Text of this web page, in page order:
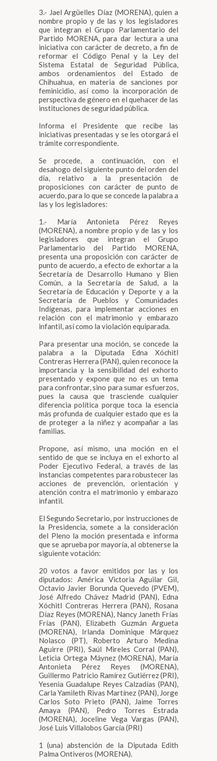
3.- Jael Argüelles Díaz (MORENA), quien a
nombre propio y de las y los legisladores
que integran el Grupo Parlamentario del
Partido MORENA, para dar lectura a una
iniciativa con carácter de decreto, a fin de
reformar el Código Penal y la Ley del
Sistema Estatal de Seguridad Pública,
ambos ordenamientos del Estado de
Chihuahua, en materia de sanciones por
feminicidio, así como la incorporación de
perspectiva de género en el quehacer de las
instituciones de seguridad pública.
Informa el Presidente que recibe las
iniciativas presentadas y se les otorgará el
trámite correspondiente.
Se procede, a continuación, con el
desahogo del siguiente punto del orden del
día, relativo a la presentación de
proposiciones con carácter de punto de
acuerdo, para lo que se concede la palabra a
las y los legisladores:
1.- María Antonieta Pérez Reyes
(MORENA), a nombre propio y de las y los
legisladores que integran el Grupo
Parlamentario del Partido MORENA,
presenta una proposición con carácter de
punto de acuerdo, a efecto de exhortar a la
Secretaría de Desarrollo Humano y Bien
Común, a la Secretaría de Salud, a la
Secretaría de Educación y Deporte y a la
Secretaría de Pueblos y Comunidades
Indígenas, para implementar acciones en
relación con el matrimonio y embarazo
infantil, así como la violación equiparada.
Para presentar una moción, se concede la
palabra a la Diputada Edna Xóchitl
Contreras Herrera (PAN), quien reconoce la
importancia y la sensibilidad del exhorto
presentado y expone que no es un tema
para confrontar, sino para sumar esfuerzos,
pues la causa que trasciende cualquier
diferencia política porque toca la esencia
más profunda de cualquier estado que es la
de proteger a la niñez y acompañar a las
familias.
Propone, así mismo, una moción en el
sentido de que se incluya en el exhorto al
Poder Ejecutivo Federal, a través de las
instancias competentes para robustecer las
acciones de prevención, orientación y
atención contra el matrimonio y embarazo
infantil.
El Segundo Secretario, por instrucciones de
la Presidencia, somete a la consideración
del Pleno la moción presentada e informa
que se aprueba por mayoría, al obtenerse la
siguiente votación:
20 votos a favor emitidos por las y los
diputados: América Victoria Aguilar Gil,
Octavio Javier Borunda Quevedo (PVEM),
José Alfredo Chávez Madrid (PAN), Edna
Xóchitl Contreras Herrera (PAN), Rosana
Díaz Reyes (MORENA), Nancy Janeth Frías
Frías (PAN), Elizabeth Guzmán Argueta
(MORENA), Irlanda Dominique Márquez
Nolasco (PT), Roberto Arturo Medina
Aguirre (PRI), Saúl Mireles Corral (PAN),
Leticia Ortega Máynez (MORENA), María
Antonieta Pérez Reyes (MORENA),
Guillermo Patricio Ramírez Gutiérrez (PRI),
Yesenia Guadalupe Reyes Calzadías (PAN),
Carla Yamileth Rivas Martínez (PAN), Jorge
Carlos Soto Prieto (PAN), Jaime Torres
Amaya (PAN), Pedro Torres Estrada
(MORENA), Joceline Vega Vargas (PAN),
José Luis Villalobos García (PRI)
1 (una) abstención de la Diputada Edith
Palma Ontiveros (MORENA).